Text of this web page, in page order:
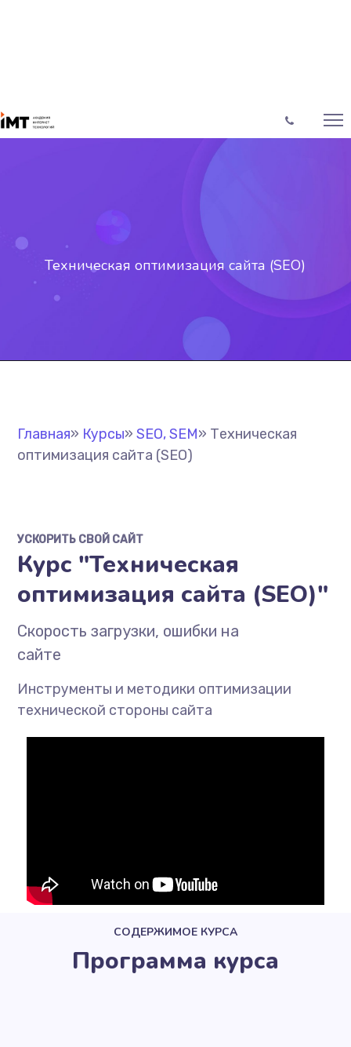
Техническая оптимизация сайта (SEO)
Главная» Курсы»SEO, SEM» Техническая
оптимизация сайта (SEO)
УСКОРИТЬ СВОЙ САЙТ
Курс "Техническая
оптимизация сайта (SEO)"
Скорость загрузки, ошибки на
сайте
Инструменты и методики оптимизации
технической стороны сайта
СОДЕРЖИМОЕ КУРСА
Программа курса